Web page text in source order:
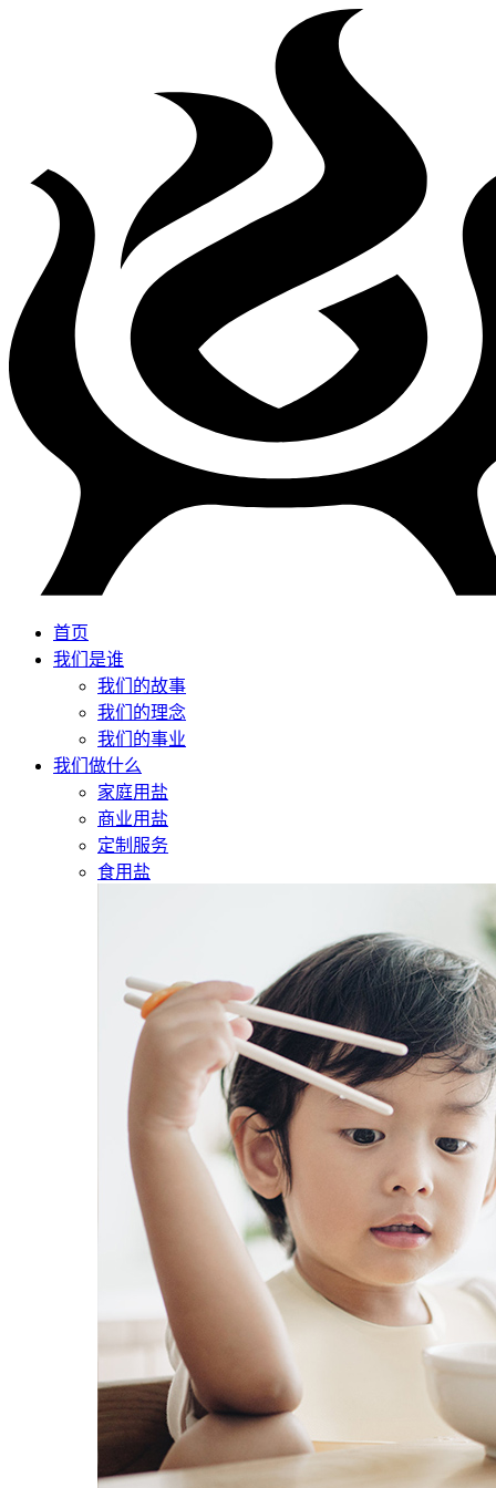
首页
我们是谁
我们的故事
我们的理念
我们的事业
我们做什么
家庭用盐
商业用盐
定制服务
食用盐